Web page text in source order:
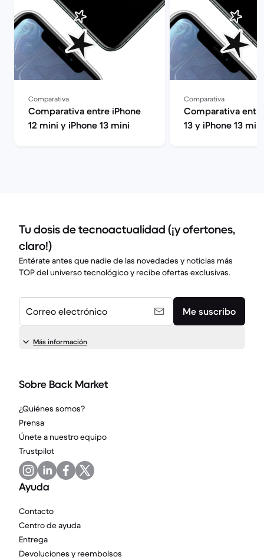
Comparativa
Comparativa entre iPhone
12 mini y iPhone 13 mini
Comparativa
Comparativa
13 y iPhone 13 mini
Tu dosis de tecnoactualidad (¡y ofertones,
claro!)
Entérate antes que nadie de las novedades y noticias más
TOP del universo tecnológico y recibe ofertas exclusivas.
Correo electrónico Me suscribo
Más información
Sobre Back Market
¿Quiénes somos?
Prensa
Únete a nuestro equipo
Trustpilot
Ayuda
Contacto
Centro de ayuda
Entrega
Devoluciones y reembolsos